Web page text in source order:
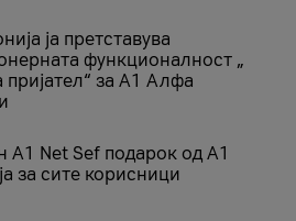
ја претставува
функционалност „
за А1 Алфа
A1 Net Sеf подарок од А1
за сите корисници